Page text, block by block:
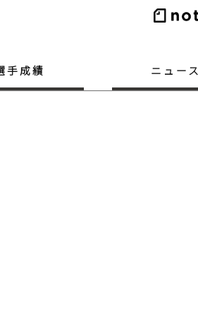
手成績 ニュース